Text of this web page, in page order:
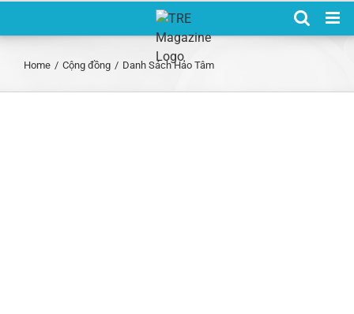
Home / Cộng đồng / Danh Sách Hảo Tâm